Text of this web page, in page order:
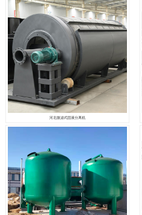
河北微滤式固液分离机